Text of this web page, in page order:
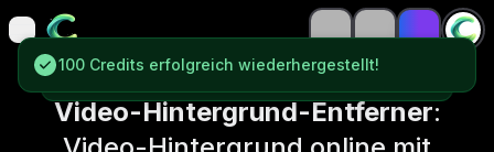
100 Credits erfolgreich wiederhergestellt!
100 Credits erfolgreich wiederhergestellt!
open navigation menu
open navigation menu
Video-Hintergrund-Entferner: